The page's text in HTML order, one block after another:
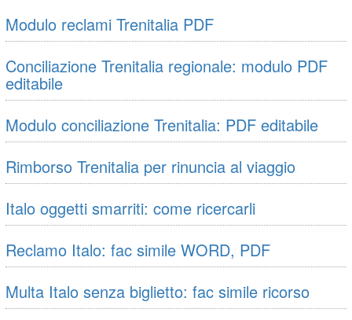
suggerimenti.trenitalia.com/rimborsi/Anagrafica.aspx.
Modulo reclami Trenitalia PDF
Conciliazione Trenitalia regionale: modulo PDF
editabile
Modulo conciliazione Trenitalia: PDF editabile
Rimborso Trenitalia per rinuncia al viaggio
Italo oggetti smarriti: come ricercarli
Reclamo Italo: fac simile WORD, PDF
Multa Italo senza biglietto: fac simile ricorso